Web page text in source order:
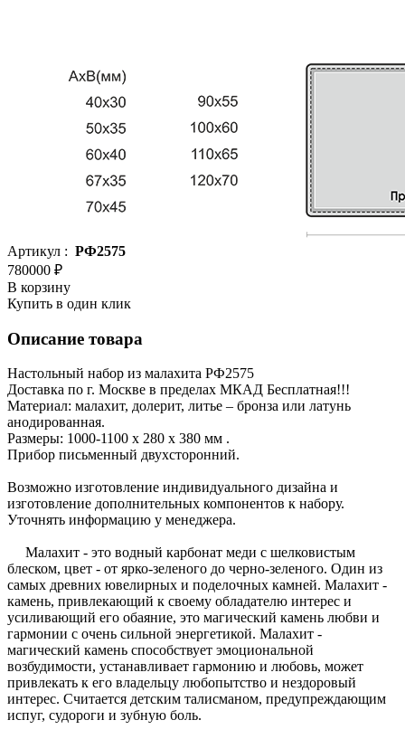
Артикул : РФ2575
780000 ₽
В корзину
Купить в один клик
Описание товара
Настольный набор из малахита РФ2575
Доставка по г. Москве в пределах МКАД Бесплатная!!!
Материал: малахит, долерит, литье – бронза или латунь
анодированная.
Размеры: 1000-1100 x 280 x 380 мм .
Прибор письменный двухсторонний.
Возможно изготовление индивидуального дизайна и
изготовление дополнительных компонентов к набору.
Уточнять информацию у менеджера.
Малахит - это водный карбонат меди с шелковистым
блеском, цвет - от ярко-зеленого до черно-зеленого. Один из
самых древних ювелирных и поделочных камней. Малахит -
камень, привлекающий к своему обладателю интерес и
усиливающий его обаяние, это магический камень любви и
гармонии с очень сильной энергетикой. Малахит -
магический камень способствует эмоциональной
возбудимости, устанавливает гармонию и любовь, может
привлекать к его владельцу любопытство и нездоровый
интерес. Считается детским талисманом, предупреждающим
испуг, судороги и зубную боль.